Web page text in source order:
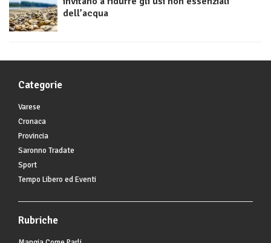
dell’acqua
Categorie
Varese
Cronaca
Provincia
Saronno Tradate
Sport
Tempo Libero ed Eventi
Rubriche